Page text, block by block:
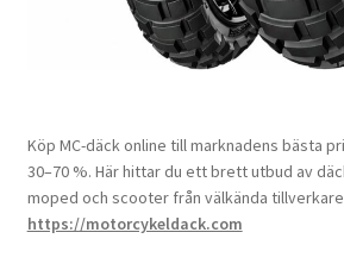
Köp MC-däck online till marknadens bästa
30–70 %. Här hittar du ett brett utbud av
moped och scooter från välkända
https://motorcykeldack.com